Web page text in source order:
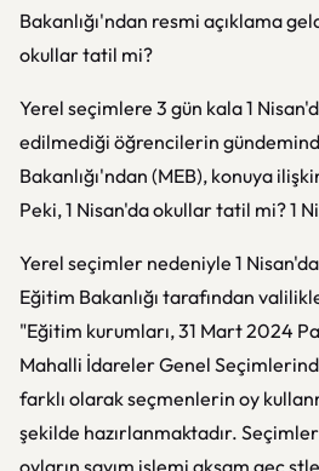
Bakanlığı'ndan resmi açıklama
okullar tatil mi?
Yerel seçimlere 3 gün kala 1
edilmediği öğrencilerin
Bakanlığı'ndan (MEB), konuya
Peki, 1 Nisan'da okullar tatil mi? 1
Yerel seçimler nedeniyle 1
Eğitim Bakanlığı tarafından
"Eğitim kurumları, 31 Mart 2024
Mahalli İdareler Genel
farklı olarak seçmenlerin oy
şekilde hazırlanmaktadır.
oyların sayım işlemi akşam geç